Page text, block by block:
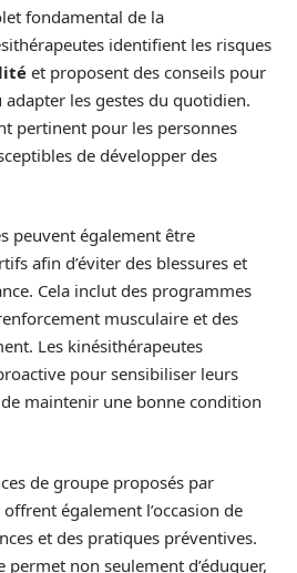
fondamental de la
identifient les risques
et proposent des conseils pour
les gestes du quotidien.
pertinent pour les personnes
de développer des
peuvent également être
afin d’éviter des blessures et
Cela inclut des programmes
musculaire et des
Les kinésithérapeutes
pour sensibiliser leurs
maintenir une bonne condition
de groupe proposés par
également l’occasion de
et des pratiques préventives.
permet non seulement d’éduquer,